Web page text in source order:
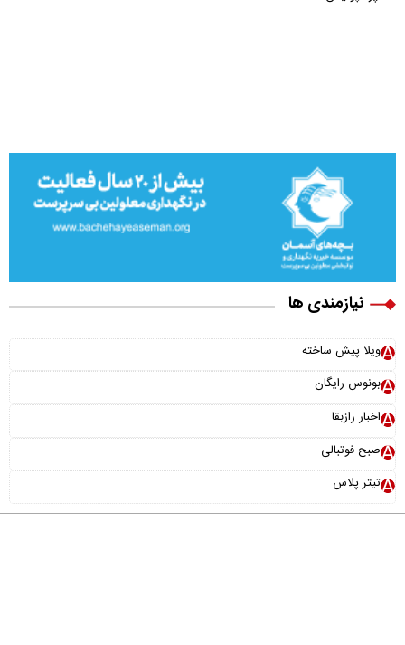
نیازمندی ها
ویلا پیش ساخته
بونوس رایگان
اخبار رازبقا
صبح فوتبالی
تیتر پلاس